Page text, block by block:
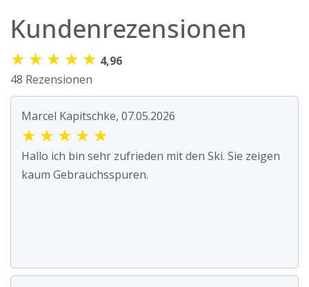
Kundenrezensionen
★ ★ ★ ★ ★ 4,96
48 Rezensionen
Marcel Kapitschke, 07.05.2026
★ ★ ★ ★ ★
Hallo ich bin sehr zufrieden mit den Ski. Sie zeigen
kaum Gebrauchsspuren.